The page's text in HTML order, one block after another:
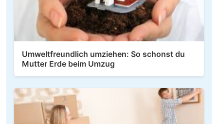
Umweltfreundlich umziehen: So schonst du
Mutter Erde beim Umzug